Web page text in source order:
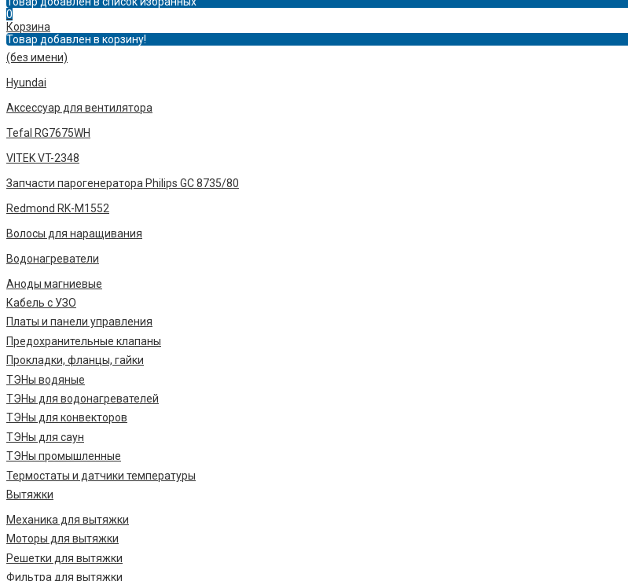
0
Корзина
Товар добавлен в корзину!
(без имени)
Hyundai
Аксессуар для вентилятора
Tefal RG7675WH
VITEK VT-2348
Запчасти парогенератора Philips GC 8735/80
Redmond RK-M1552
Волосы для наращивания
Водонагреватели
Аноды магниевые
Кабель с УЗО
Платы и панели управления
Предохранительные клапаны
Прокладки, фланцы, гайки
ТЭНы водяные
ТЭНы для водонагревателей
ТЭНы для конвекторов
ТЭНы для саун
ТЭНы промышленные
Термостаты и датчики температуры
Вытяжки
Механика для вытяжки
Моторы для вытяжки
Решетки для вытяжки
Фильтра для вытяжки